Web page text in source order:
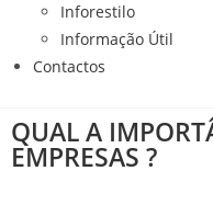
Inforestilo
Informação Útil
Contactos
QUAL A
EMPRESAS ?